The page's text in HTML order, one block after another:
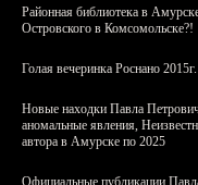
Районная библиотека в
Островского в Комсомольске?!
Голая вечеринка Роснано
Новые находки Павла
аномальные явления,
автора в Амурске по 2025
Официальные публикации